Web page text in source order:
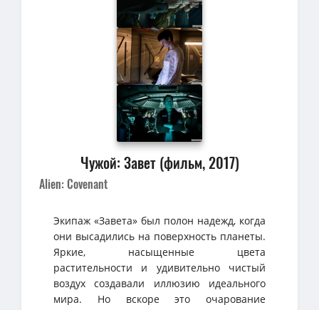
Чужой: Завет (фильм, 2017)
Alien: Covenant
Экипаж «Завета» был полон надежд, когда
они высадились на поверхность планеты.
Яркие, насыщенные цвета
растительности и удивительно чистый
воздух создавали иллюзию идеального
мира. Но вскоре это очарование